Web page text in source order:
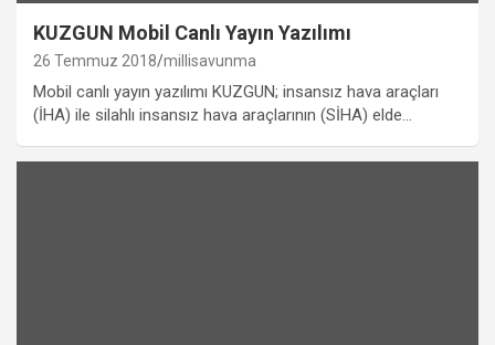
KUZGUN Mobil Canlı Yayın Yazılımı
26 Temmuz 2018 millisavunma
Mobil canlı yayın yazılımı KUZGUN; insansız hava araçları
(İHA) ile silahlı insansız hava araçlarının (SİHA) elde…